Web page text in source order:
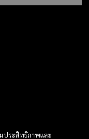
ประสิทธิภาพและ